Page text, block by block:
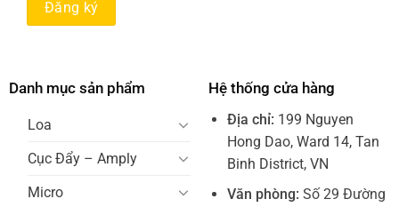
Danh mục sản phẩm
Loa
Cục Đẩy – Amply
Micro
Hệ thống cửa hàng
Địa chỉ: 199 Nguyen
Hong Dao, Ward 14, Tan
Binh District, VN
Văn phòng: Số 29 Đường